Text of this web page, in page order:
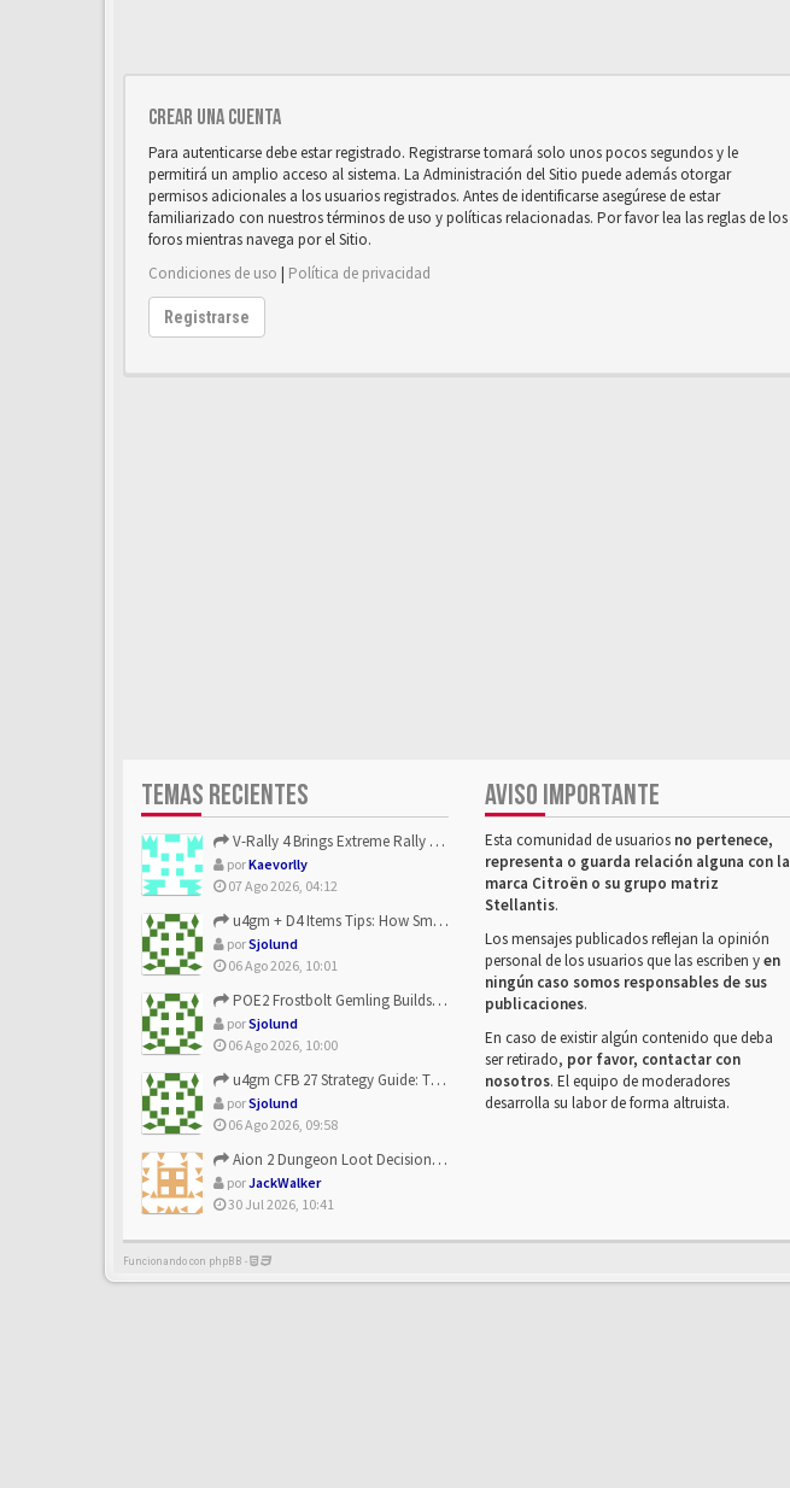
Crear una cuenta
Para autenticarse debe estar registrado. Registrarse tomará solo unos pocos segundos y le
permitirá un amplio acceso al sistema. La Administración del Sitio puede además otorgar
permisos adicionales a los usuarios registrados. Antes de identificarse asegúrese de estar
familiarizado con nuestros términos de uso y políticas relacionadas. Por favor lea las reglas de los
foros mientras navega por el Sitio.
Condiciones de uso | Política de privacidad
Registrarse
TEMAS RECIENTES
V-Rally 4 Brings Extreme Rally Racing With Challenging Track...
porKaevorlly
07 Ago 2026, 04:12
u4gm + D4 Items Tips: How Smart Players Optimize Gear, Build...
porSjolund
06 Ago 2026, 10:01
POE2 Frostbolt Gemling Builds Get Stronger With u4gm’s Ice C...
porSjolund
06 Ago 2026, 10:00
u4gm CFB 27 Strategy Guide: The Toxic Offensive Scheme Your ...
porSjolund
06 Ago 2026, 09:58
Aion 2 Dungeon Loot Decisions: Smarter Runs With U4N
porJackWalker
30 Jul 2026, 10:41
AVISO IMPORTANTE
Esta comunidad de usuarios no pertenece,
representa o guarda relación alguna con la
marca Citroën o su grupo matriz
Stellantis.
Los mensajes publicados reflejan la opinión
personal de los usuarios que las escriben yen
ningún caso somos responsables de sus
publicaciones.
En caso de existir algún contenido que deba
ser retirado, por favor, contactar con
nosotros. El equipo de moderadores
desarrolla su labor de forma altruista.
Funcionando con phpBB -